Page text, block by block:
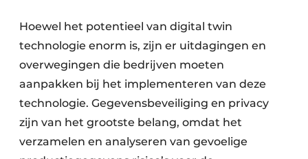
Hoewel het potentieel van digital twin
technologie enorm is, zijn er uitdagingen en
overwegingen die bedrijven moeten
aanpakken bij het implementeren van deze
technologie. Gegevensbeveiliging en privacy
zijn van het grootste belang, omdat het
verzamelen en analyseren van gevoelige